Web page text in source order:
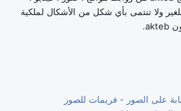
ولا تنتمى بأي شكل من الأشكال لملكية
على الصور - فريمات للصور